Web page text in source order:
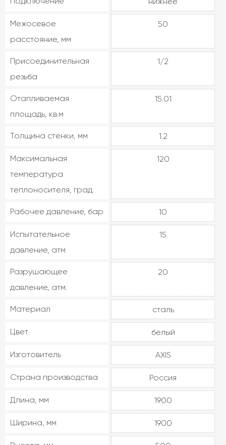
Межосевое
расстояние, мм
50
Присоединительная
резьба
1/2
Отапливаемая
площадь, кв.м
15.01
Толщина стенки, мм 1.2
Максимальная
температура
теплоносителя, град.
120
Рабочее давление, бар 10
Испытательное
давление, атм
15
Разрушающее
давление, атм.
20
Материал сталь
Цвет белый
Изготовитель AXIS
Страна производства Россия
Длина, мм 1900
Ширина, мм 1900